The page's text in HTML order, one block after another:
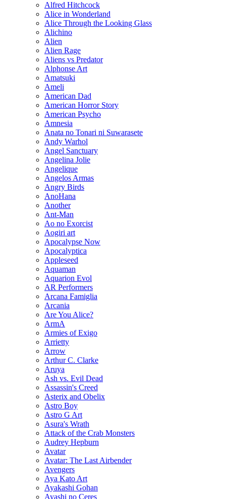
Alfred Hitchcock
Alice in Wonderland
Alice Through the Looking Glass
Alichino
Alien
Alien Rage
Aliens vs Predator
Alphonse Art
Amatsuki
Ameli
American Dad
American Horror Story
American Psycho
Amnesia
Anata no Tonari ni Suwarasete
Andy Warhol
Angel Sanctuary
Angelina Jolie
Angelique
Angelos Armas
Angry Birds
AnoHana
Another
Ant-Man
Ao no Exorcist
Aogiri art
Apocalypse Now
Apocalyptica
Appleseed
Aquaman
Aquarion Evol
AR Performers
Arcana Famiglia
Arcania
Are You Alice?
ArmA
Armies of Exigo
Arrietty
Arrow
Arthur C. Clarke
Aruya
Ash vs. Evil Dead
Assassin's Creed
Asterix and Obelix
Astro Boy
Astro G Art
Asura's Wrath
Attack of the Crab Monsters
Audrey Hepburn
Avatar
Avatar: The Last Airbender
Avengers
Aya Kato Art
Ayakashi Gohan
Ayashi no Ceres